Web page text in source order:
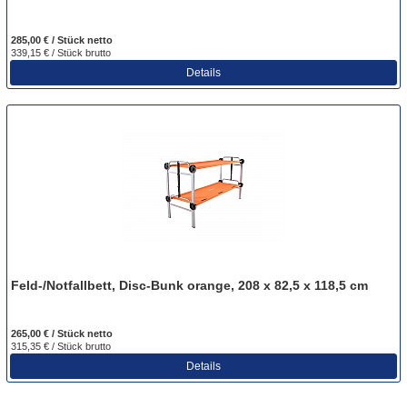
285,00 € / Stück netto
339,15 € / Stück brutto
Details
Feld-/Notfallbett, Disc-Bunk orange, 208 x 82,5 x 118,5 cm
265,00 € / Stück netto
315,35 € / Stück brutto
Details